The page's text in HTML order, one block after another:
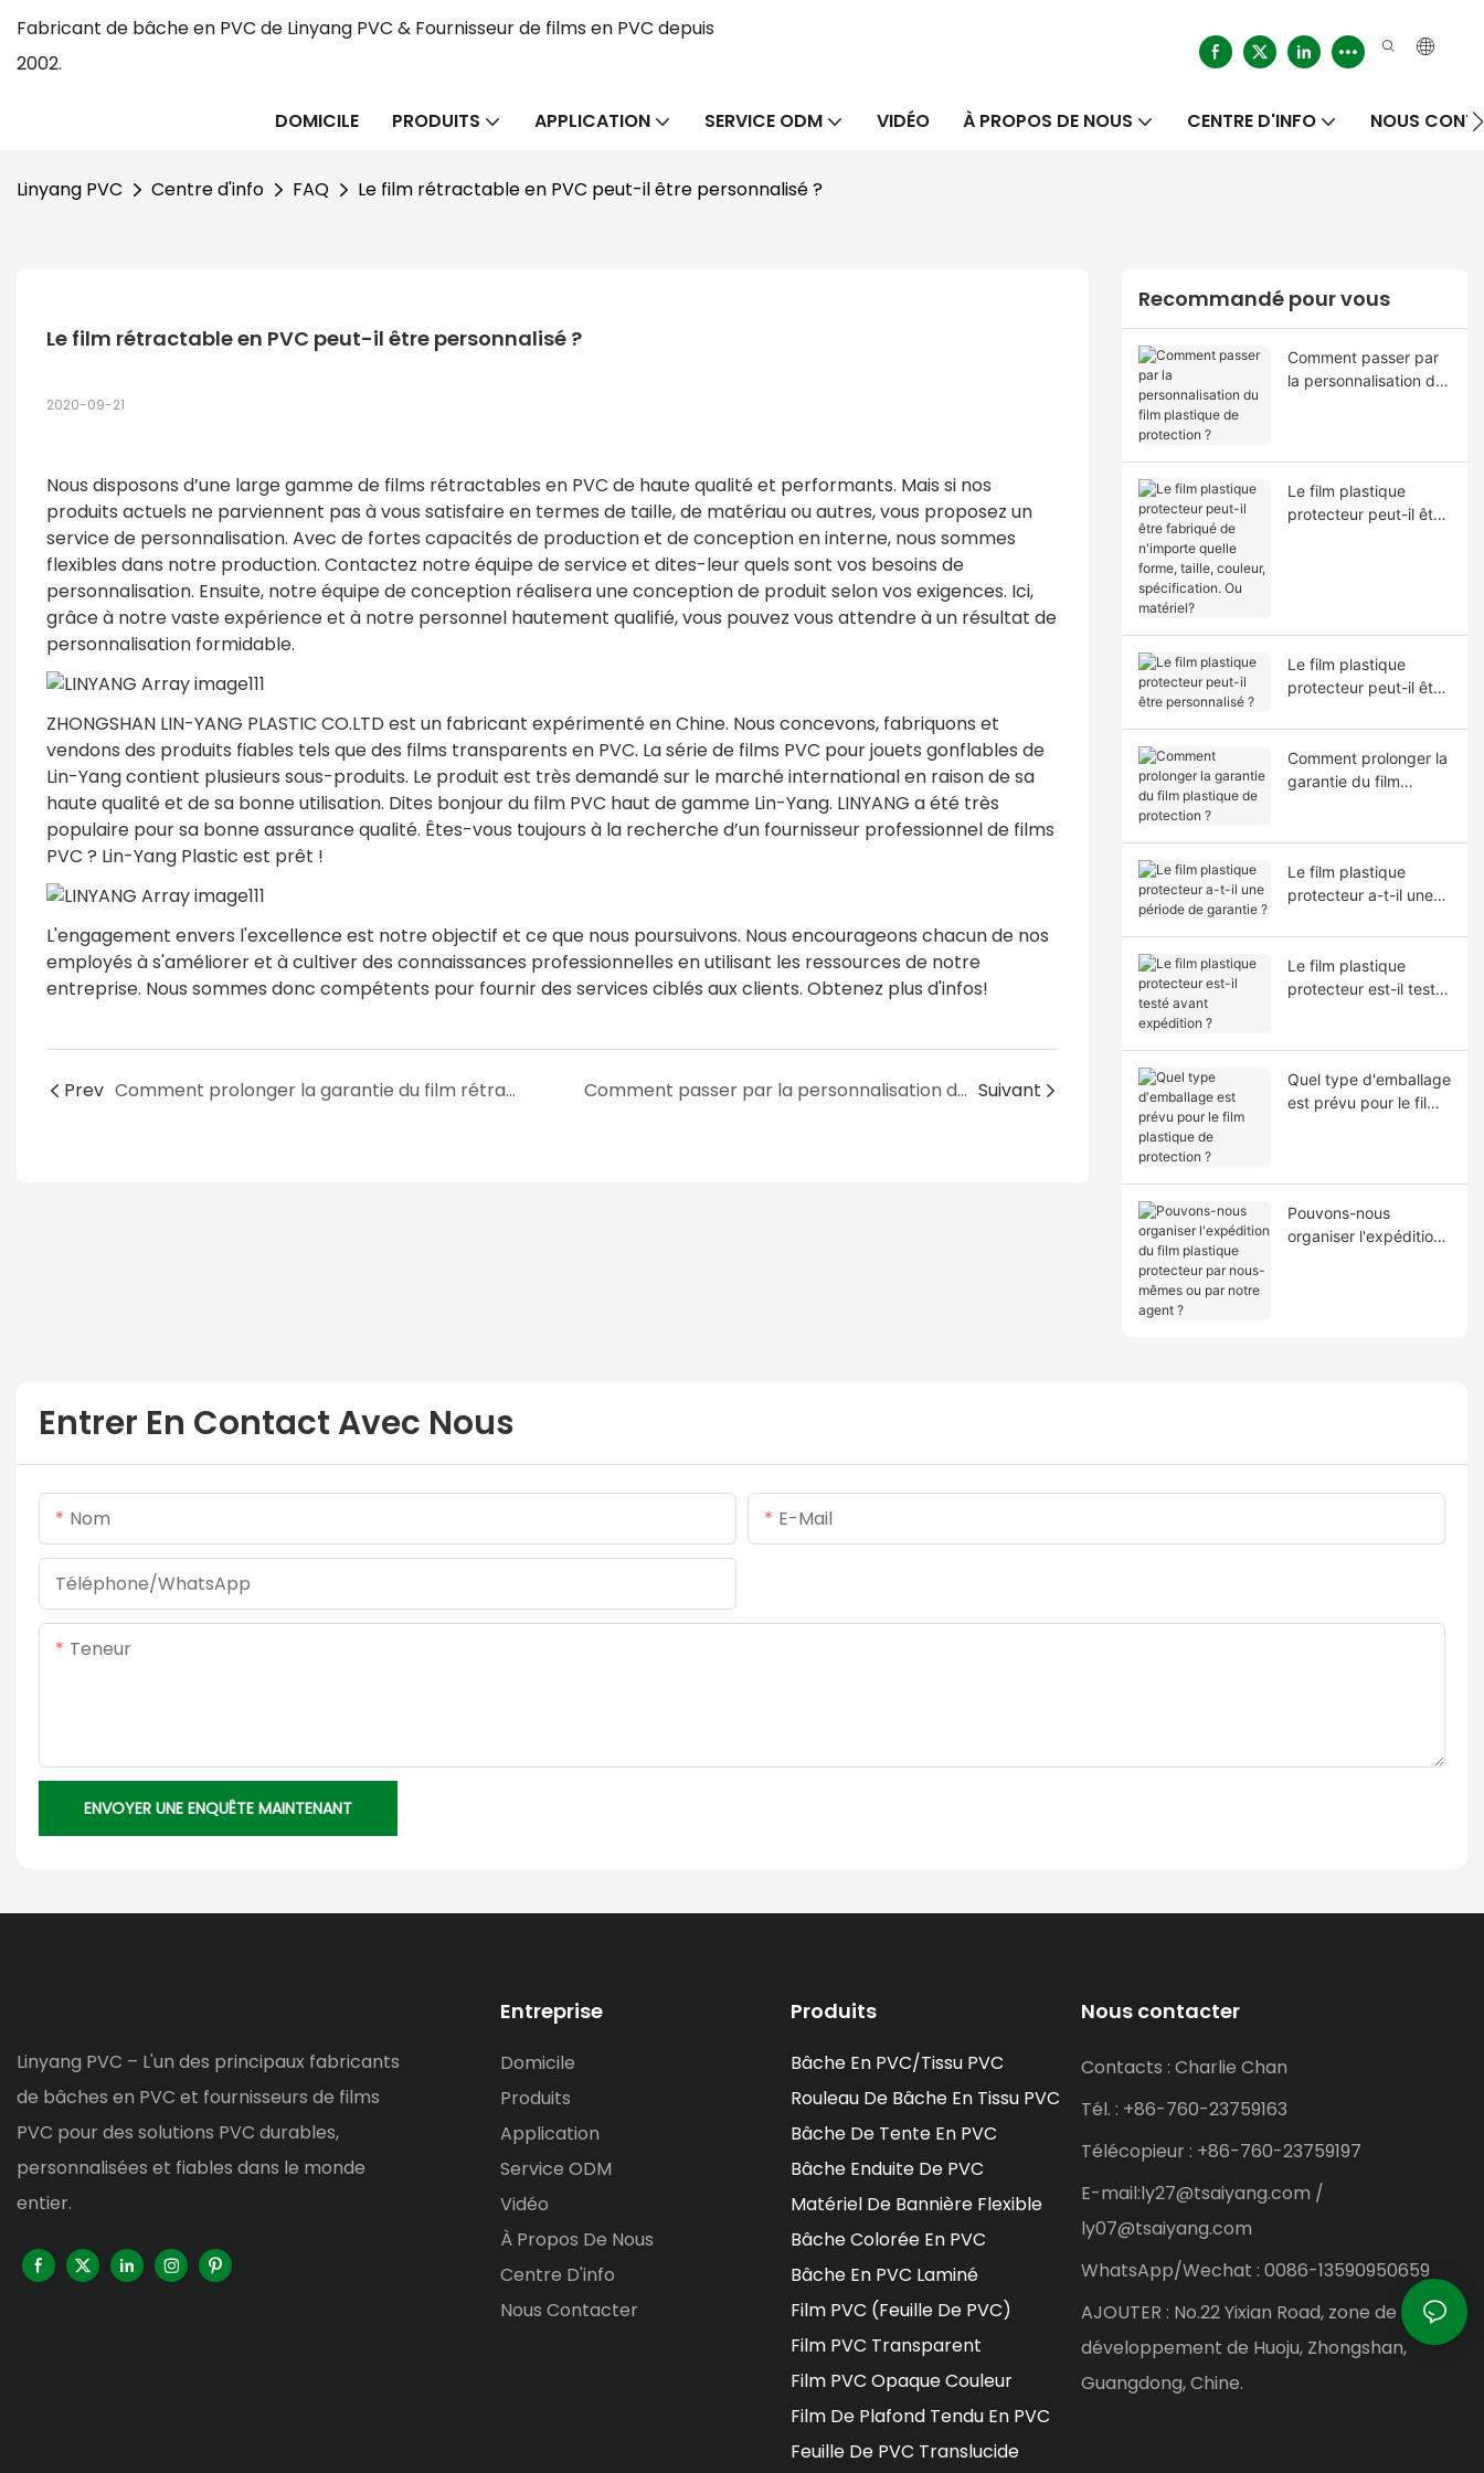
Fabricant de bâche en PVC de Linyang PVC & Fournisseur de films en PVC depuis
2002.
DOMICILE PRODUITS APPLICATION SERVICE ODM VIDÉO À PROPOS DE NOUS CENTRE D'INFO NOUS
Linyang PVC Centre d'info FAQ Le film rétractable en PVC peut-il être personnalisé ?
Le film rétractable en PVC peut-il être personnalisé ?
2020-09-21
Nous disposons d’une large gamme de films rétractables en PVC de haute qualité et performants. Mais si nos
produits actuels ne parviennent pas à vous satisfaire en termes de taille, de matériau ou autres, vous proposez un
service de personnalisation. Avec de fortes capacités de production et de conception en interne, nous sommes
flexibles dans notre production. Contactez notre équipe de service et dites-leur quels sont vos besoins de
personnalisation. Ensuite, notre équipe de conception réalisera une conception de produit selon vos exigences. Ici,
grâce à notre vaste expérience et à notre personnel hautement qualifié, vous pouvez vous attendre à un résultat de
personnalisation formidable.
ZHONGSHAN LIN-YANG PLASTIC CO.LTD est un fabricant expérimenté en Chine. Nous concevons, fabriquons et
vendons des produits fiables tels que des films transparents en PVC. La série de films PVC pour jouets gonflables de
Lin-Yang contient plusieurs sous-produits. Le produit est très demandé sur le marché international en raison de sa
haute qualité et de sa bonne utilisation. Dites bonjour du film PVC haut de gamme Lin-Yang. LINYANG a été très
populaire pour sa bonne assurance qualité. Êtes-vous toujours à la recherche d’un fournisseur professionnel de films
PVC ? Lin-Yang Plastic est prêt !
L'engagement envers l'excellence est notre objectif et ce que nous poursuivons. Nous encourageons chacun de nos
employés à s'améliorer et à cultiver des connaissances professionnelles en utilisant les ressources de notre
entreprise. Nous sommes donc compétents pour fournir des services ciblés aux clients. Obtenez plus d'infos!
Prev Comment prolonger la garantie du film rétractable en PVC ? Comment passer par la personnalisation du film rétractable pvc ? Suivant
Recommandé pour vous
Comment passer par
la personnalisation du
Le film plastique
protecteur peut-il être
Le film plastique
protecteur peut-il être
Comment prolonger la
garantie du film
Le film plastique
protecteur a-t-il une
Le film plastique
protecteur est-il testé
Quel type d'emballage
est prévu pour le film
Pouvons-nous
organiser l'expédition
Entrer En Contact Avec Nous
Nom E-Mail
Téléphone/WhatsApp
Teneur
ENVOYER UNE ENQUÊTE MAINTENANT
Linyang PVC – L'un des principaux fabricants
de bâches en PVC et fournisseurs de films
PVC pour des solutions PVC durables,
personnalisées et fiables dans le monde
entier.
Entreprise
Domicile
Produits
Application
Service ODM
Vidéo
À Propos De Nous
Centre D'info
Nous Contacter
Produits
Bâche En PVC/tissu PVC
Rouleau De Bâche En Tissu PVC
Bâche De Tente En PVC
Bâche Enduite De PVC
Matériel De Bannière Flexible
Bâche Colorée En PVC
Bâche En PVC Laminé
Film PVC (feuille De PVC)
Film PVC Transparent
Film PVC Opaque Couleur
Film De Plafond Tendu En PVC
Feuille De PVC Translucide
Nous contacter
Contacts : Charlie Chan
Tél. : +86-760-23759163
Télécopieur : +86-760-23759197
E-mail:ly27@tsaiyang.com /
ly07@tsaiyang.com
WhatsApp/Wechat : 0086-13590950659
AJOUTER : No.22 Yixian Road, zone de
développement de Huoju, Zhongshan,
Guangdong, Chine.